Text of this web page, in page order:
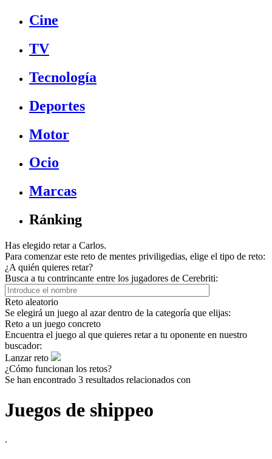
Cine
TV
Tecnología
Deportes
Motor
Ocio
Marcas
Ránking
Has elegido retar a Carlos.
Para comenzar este reto de mentes priviligedias, elige el tipo de reto:
¿A quién quieres retar?
Busca a tu contrincante entre los jugadores de Cerebriti:
Reto aleatorio
Se elegirá un juego al azar dentro de la categoría que elijas:
Reto a un juego concreto
Encuentra el juego al que quieres retar a tu oponente en nuestro
buscador:
Lanzar reto
¿Cómo funcionan los retos?
Se han encontrado 3 resultados relacionados con
Juegos de shippeo
.